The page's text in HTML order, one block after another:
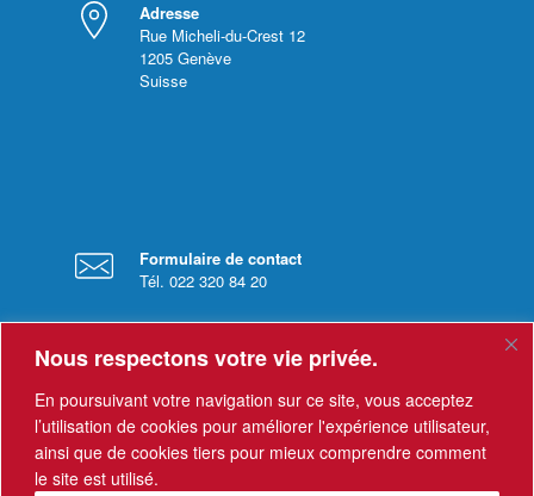
Nous respectons votre vie privée.
En poursuivant votre navigation sur ce site, vous acceptez
l’utilisation de cookies pour améliorer l'expérience utilisateur,
ainsi que de cookies tiers pour mieux comprendre comment
le site est utilisé.
Adresse
Rue Micheli-du-Crest 12
1205 Genève
Suisse
Formulaire de contact
Tél. 022 320 84 20
Horaires
Le secrétariat est ouvert du lundi au vendredi